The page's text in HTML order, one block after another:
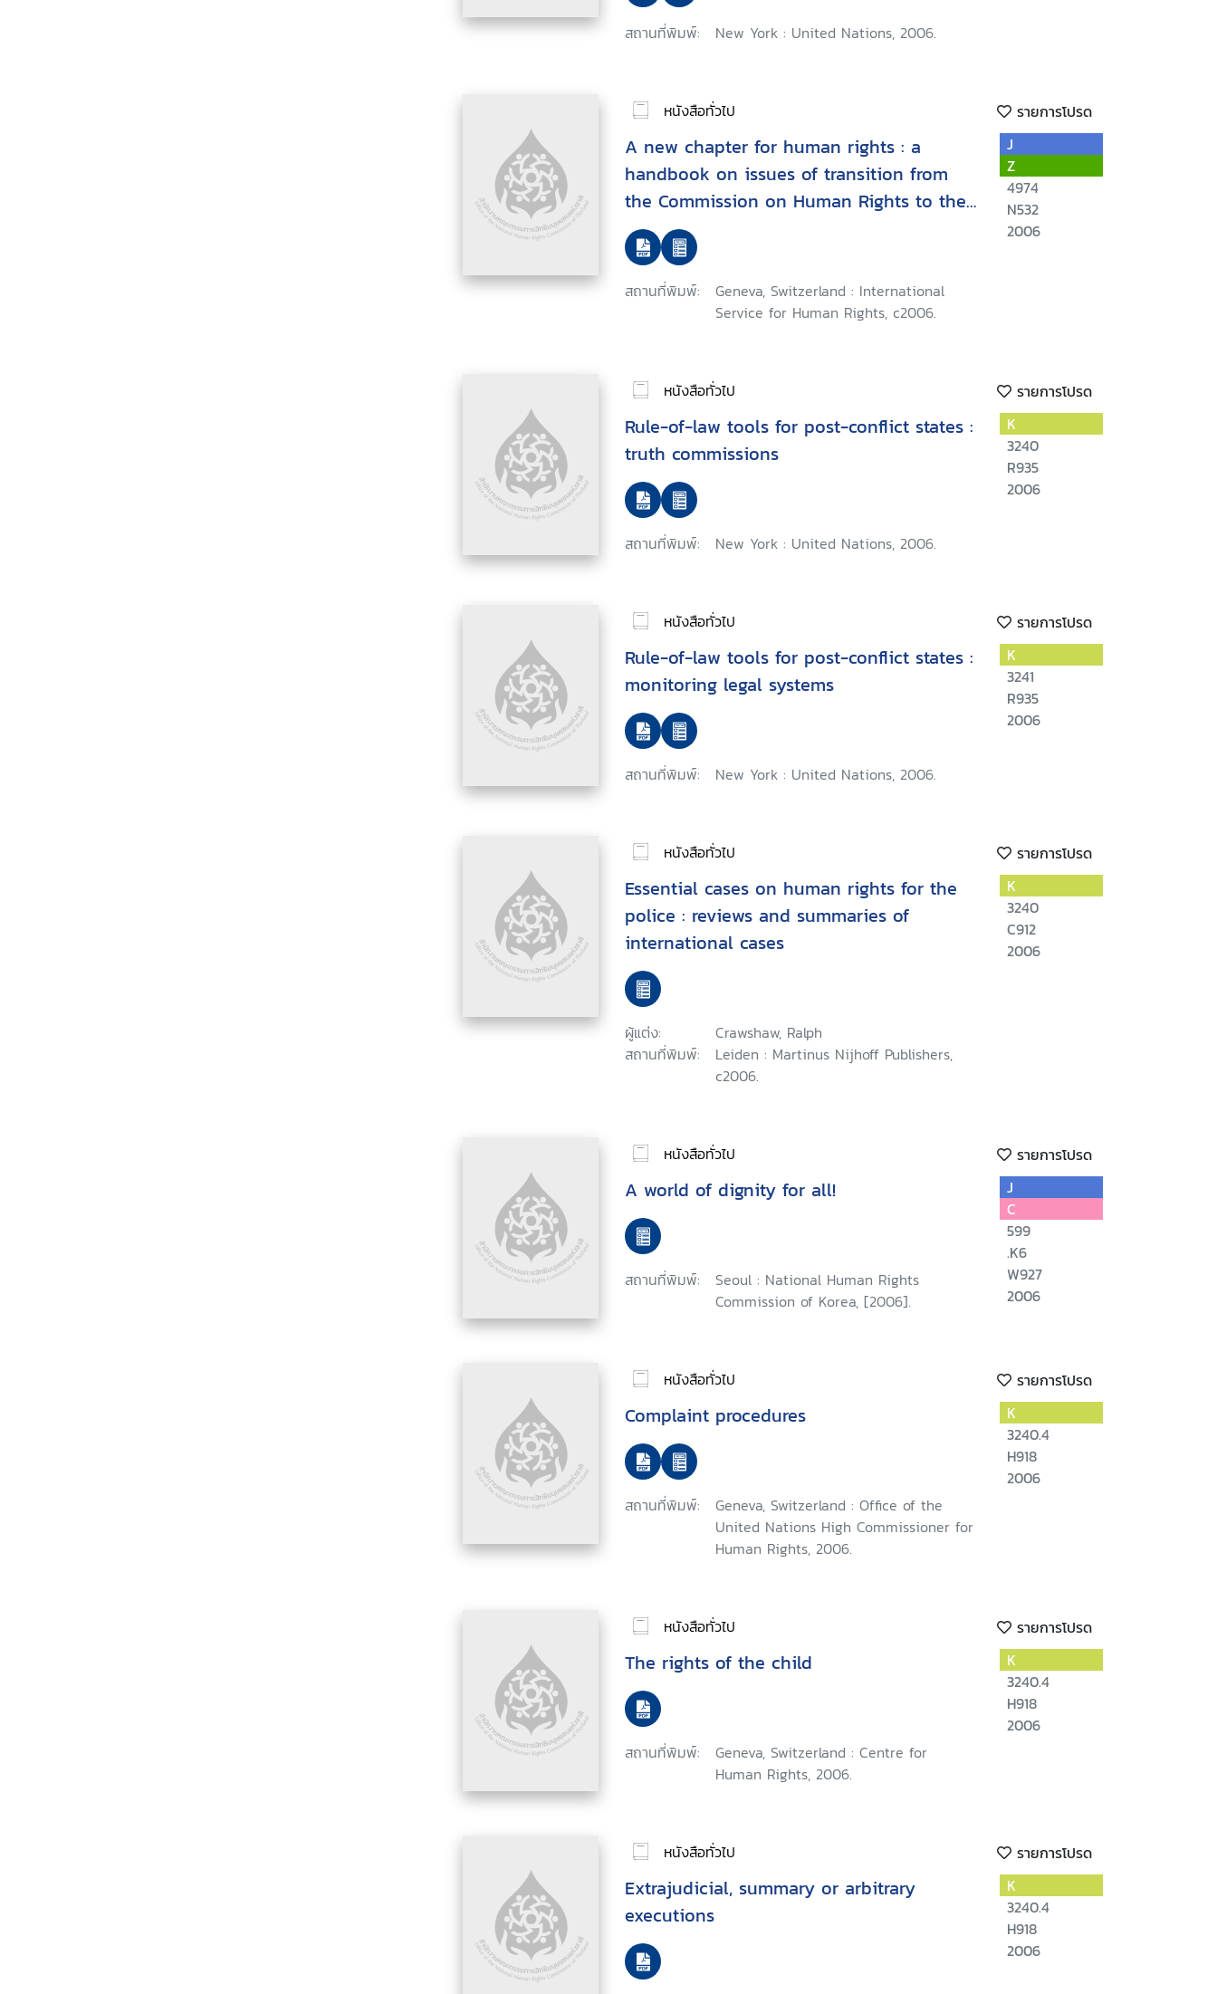
สถานที่พิมพ์: New York : United Nations, 2006.
หนังสือทั่วไป รายการโปรด
A new chapter for human rights : a
handbook on issues of transition from
the Commission on Human Rights to the
Human Rights Council
สถานที่พิมพ์:
Geneva, Switzerland : International
Service for Human Rights, c2006.
J
Z
4974
N532
2006
หนังสือทั่วไป รายการโปรด
Rule-of-law tools for post-conflict states :
truth commissions
สถานที่พิมพ์: New York : United Nations, 2006.
K
3240
R935
2006
หนังสือทั่วไป รายการโปรด
Rule-of-law tools for post-conflict states :
monitoring legal systems
สถานที่พิมพ์: New York : United Nations, 2006.
K
3241
R935
2006
หนังสือทั่วไป รายการโปรด
Essential cases on human rights for the
police : reviews and summaries of
international cases
ผู้แต่ง:
Crawshaw, Ralph
สถานที่พิมพ์:
Leiden : Martinus Nijhoff Publishers,
c2006.
K
3240
C912
2006
หนังสือทั่วไป รายการโปรด
A world of dignity for all!
สถานที่พิมพ์:
Seoul : National Human Rights
Commission of Korea, [2006].
J
C
599
.K6
W927
2006
หนังสือทั่วไป รายการโปรด
Complaint procedures
สถานที่พิมพ์:
Geneva, Switzerland : Office of the
United Nations High Commissioner for
Human Rights, 2006.
K
3240.4
H918
2006
หนังสือทั่วไป รายการโปรด
The rights of the child
สถานที่พิมพ์:
Geneva, Switzerland : Centre for
Human Rights, 2006.
K
3240.4
H918
2006
หนังสือทั่วไป รายการโปรด
Extrajudicial, summary or arbitrary
executions
K
3240.4
H918
2006